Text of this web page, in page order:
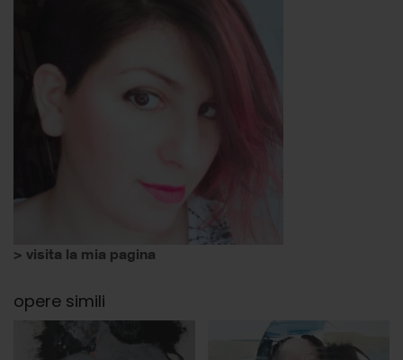
> visita la mia pagina
opere simili